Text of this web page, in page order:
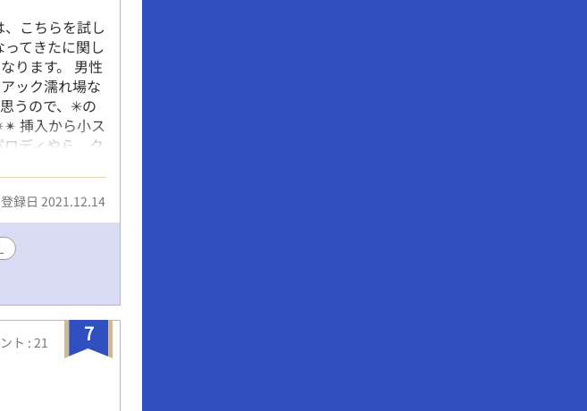
こちらを試し
てきたに関し
ります。 男性
ック濡れ場な
うので、✳︎の
挿入から小ス
ディやら、ク
ト鋭意受付
、ちまちまと
るかもしれない
なんだか泣
なんだが 名
俺に婚姻届
われました
キー、お山の
貨店で働く俺
外国人ヤンデ
け物の腕の中
登録日 2021.12.14
7
ト : 21